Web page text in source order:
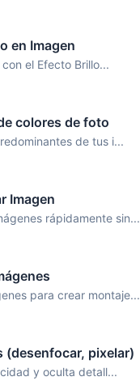
en Imagen
el Efecto Brillo...
colores de foto
de tus i...
Imagen
rápidamente sin...
para crear montaje...
(desenfocar, pixelar)
y oculta detall...